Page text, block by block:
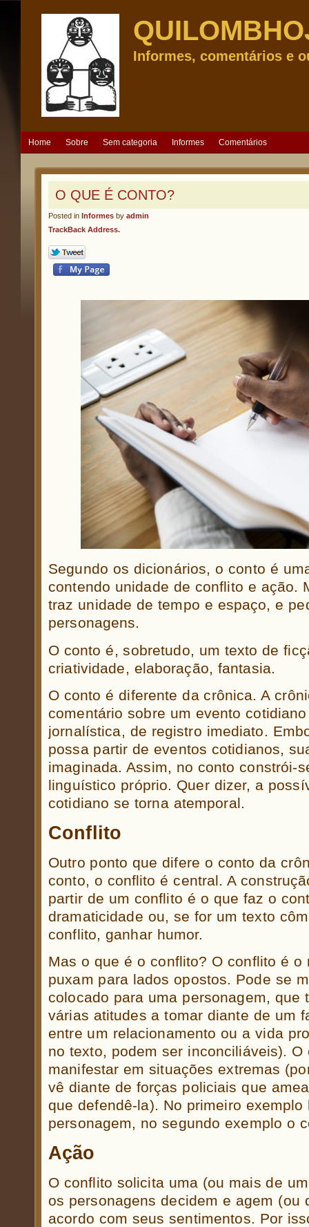
Informes, comentários e
Home Sobre Sem categoria Informes Comentários
O QUE É CONTO?
Posted in Informes by admin
TrackBack Address.
Segundo os dicionários, o conto é
contendo unidade de conflito e ação.
traz unidade de tempo e espaço, e
personagens.
O conto é, sobretudo, um texto de
criatividade, elaboração, fantasia.
O conto é diferente da crônica. A
comentário sobre um evento
jornalística, de registro imediato.
possa partir de eventos cotidianos,
imaginada. Assim, no conto constrói-
linguístico próprio. Quer dizer, a
cotidiano se torna atemporal.
Conflito
Outro ponto que difere o conto da
conto, o conflito é central. A
partir de um conflito é o que faz o
dramaticidade ou, se for um texto
conflito, ganhar humor.
Mas o que é o conflito? O conflito é o
puxam para lados opostos. Pode se
colocado para uma personagem, que
várias atitudes a tomar diante de um
entre um relacionamento ou a vida
no texto, podem ser inconciliáveis).
manifestar em situações extremas
vê diante de forças policiais que
que defendê-la). No primeiro
personagem, no segundo exemplo o
Ação
O conflito solicita uma (ou mais de
os personagens decidem e agem (ou
acordo com seus sentimentos. Por